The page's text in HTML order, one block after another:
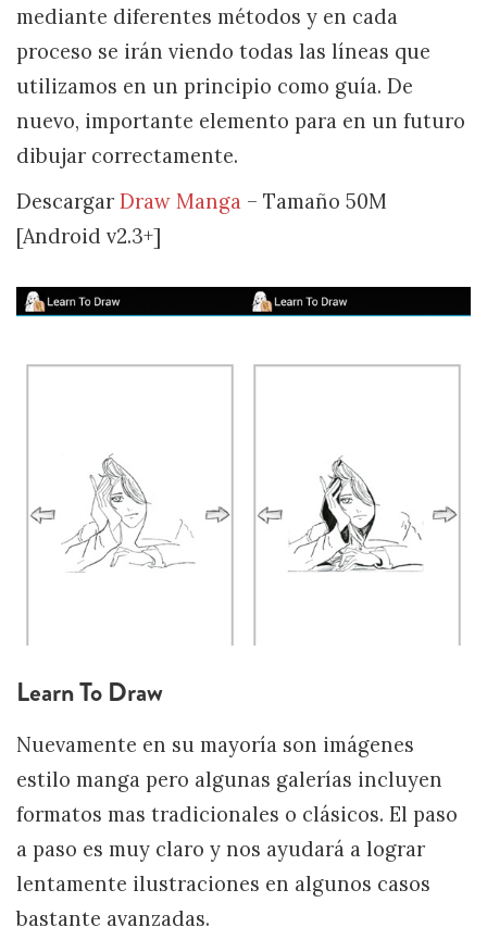
mediante diferentes métodos y en cada
proceso se irán viendo todas las líneas que
utilizamos en un principio como guía. De
nuevo, importante elemento para en un futuro
dibujar correctamente.
Descargar Draw Manga – Tamaño 50M
[Android v2.3+]
Learn To Draw
Nuevamente en su mayoría son imágenes
estilo manga pero algunas galerías incluyen
formatos mas tradicionales o clásicos. El paso
a paso es muy claro y nos ayudará a lograr
lentamente ilustraciones en algunos casos
bastante avanzadas.